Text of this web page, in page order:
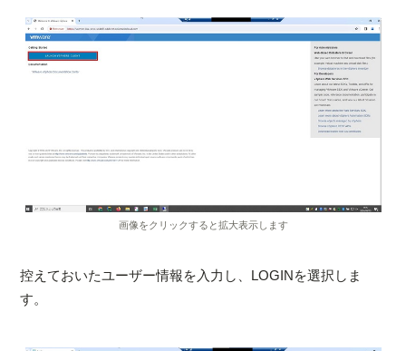
画像をクリックすると拡大表示します
控えておいたユーザー情報を入力し、LOGINを選択しま
す。